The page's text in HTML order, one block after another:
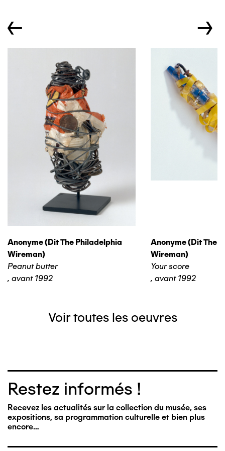
← →
Anonyme (dit The Philadelphia
Wireman)
Peanut butter
, avant 1992
Anonyme (dit The
Wireman)
Your score
, avant 1992
Voir toutes les oeuvres
Restez informés !
Recevez les actualités sur la collection du musée, ses
expositions, sa programmation culturelle et bien plus
encore…